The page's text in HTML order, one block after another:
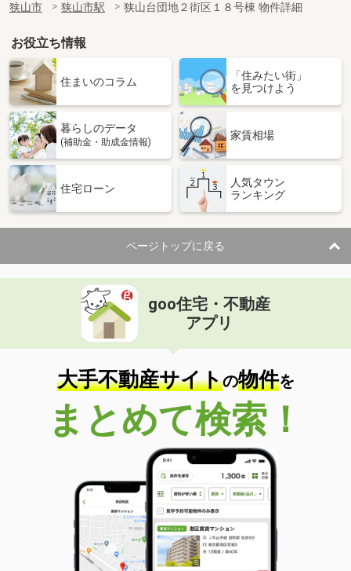
狭山市
狭山市駅 狭山台団地２街区１８号棟 物件詳細
お役立ち情報
住まいのコラム
「住みたい街」
を見つけよう
暮らしのデータ
(補助金・助成金情報)
家賃相場
住宅ローン
人気タウン
ランキング
ページトップに戻る
goo住宅・不動産
アプリ
大手不動産サイトの物件を
まとめて検索！